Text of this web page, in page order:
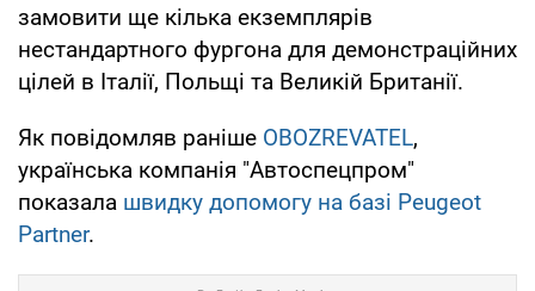
замовити ще кілька екземплярів
нестандартного фургона для демонстраційних
цілей в Італії, Польщі та Великій Британії.
Як повідомляв раніше OBOZREVATEL,
українська компанія "Автоспецпром"
показала швидку допомогу на базі Peugeot
Partner.